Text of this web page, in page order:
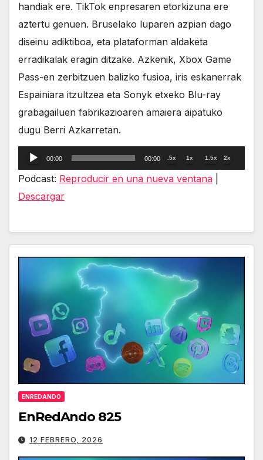
handiak ere. TikTok enpresaren etorkizuna ere
aztertu genuen. Bruselako luparen azpian dago
diseinu adiktiboa, eta plataforman aldaketa
erradikalak eragin ditzake. Azkenik, Xbox Game
Pass-en zerbitzuen balizko fusioa, iris eskanerrak
Espainiara itzultzea eta Sonyk etxeko Blu-ray
grabagailuen fabrikazioaren amaiera aipatuko
dugu Berri Azkarretan.
Reproductor
de
00:00 00:00 .5x 1x 1.5x 2x
Podcast: Reproducir en una nueva ventana
Descargar
ENREDANDO
EnRedAndo 825
12 FEBRERO, 2026